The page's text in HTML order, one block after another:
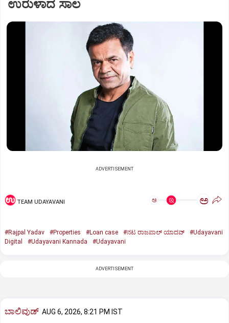
ಉರುಳಾದ ಸಾಲ
ADVERTISEMENT
TEAM UDAYAVANI ಅ ಅ
#Rajpal Yadav #Properties #Loan case #ನಟ ರಾಜಪಾಲ್ ಯಾದವ್
#Udayavani
Digital
#Udayavani Kannada #Udayavani
ADVERTISEMENT
ಬಾಲಿವುಡ್‌ AUG 6, 2026, 8:21 PM IST